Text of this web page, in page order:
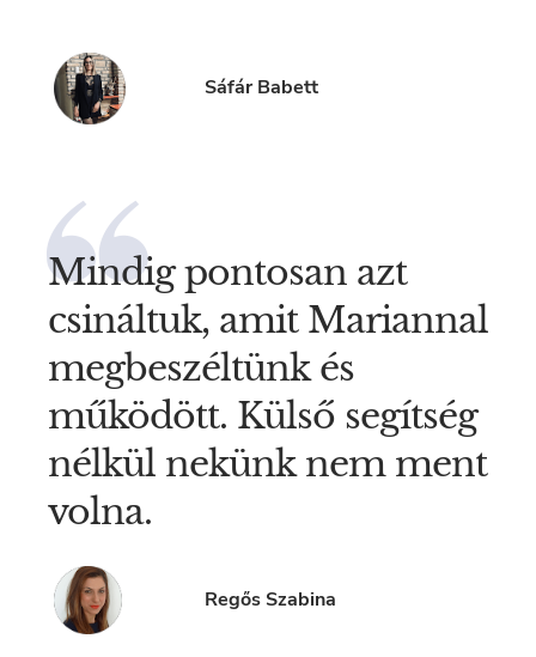
Sáfár Babett
Mindig pontosan azt
csináltuk, amit Mariannal
megbeszéltünk és
működött. Külső segítség
nélkül nekünk nem ment
volna.
Regős Szabina